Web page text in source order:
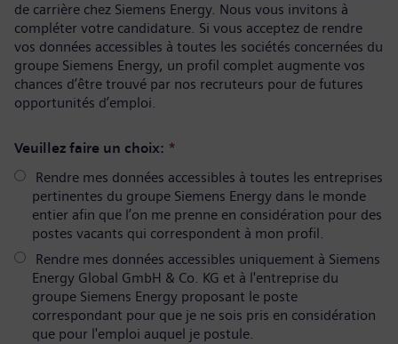
de carrière chez Siemens Energy. Nous vous invitons à
compléter votre candidature. Si vous acceptez de rendre
vos données accessibles à toutes les sociétés concernées du
groupe Siemens Energy, un profil complet augmente vos
chances d’être trouvé par nos recruteurs pour de futures
opportunités d’emploi.
Veuillez faire un choix: *
Rendre mes données accessibles à toutes les entreprises
pertinentes du groupe Siemens Energy dans le monde
entier afin que l’on me prenne en considération pour des
postes vacants qui correspondent à mon profil.
Rendre mes données accessibles uniquement à Siemens
Energy Global GmbH & Co. KG et à l'entreprise du
groupe Siemens Energy proposant le poste
correspondant pour que je ne sois pris en considération
que pour l'emploi auquel je postule.